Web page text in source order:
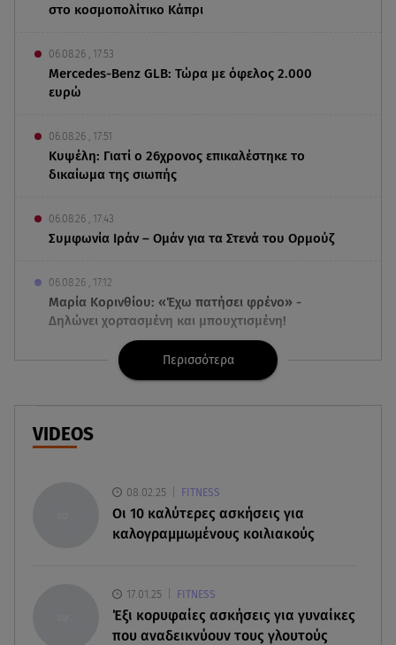
στο κοσμοπολίτικο Κάπρι
06.08.26 , 17:53
Mercedes-Benz GLB: Τώρα με όφελος 2.000
ευρώ
06.08.26 , 17:51
Κυψέλη: Γιατί ο 26χρονος επικαλέστηκε το
δικαίωμα της σιωπής
06.08.26 , 17:43
Συμφωνία Ιράν – Ομάν για τα Στενά του Ορμούζ
06.08.26 , 17:12
Μαρία Κορινθίου: «Έχω πατήσει φρένο» -
Δηλώνει χορτασμένη και μπουχτισμένη!
06.08.26 , 16:57
Άνω Λιόσια: Πήγε να κλέψει καλώδια, έπαθε
ηλεκτροπληξία και πέθανε
06.08.26 , 16:50
δασικές πυρκαγιές
06.08.26 , 16:25
Έλληνας ηθοποιός: «Δεν πιστεύω στον Θεό. Είναι
δημιούργημα του ανθρώπου»
Περισσότερα
VIDEOS
08.02.25 FITNESS
Oι 10 καλύτερες ασκήσεις για
καλογραμμωμένους κοιλιακούς
17.01.25 FITNESS
Έξι κορυφαίες ασκήσεις για γυναίκες
που αναδεικνύουν τους γλουτούς